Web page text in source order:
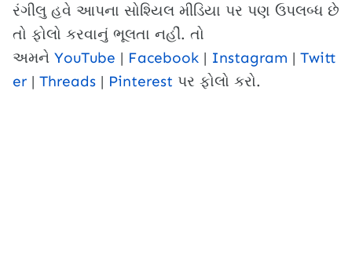
રંગીલુ હવે આપના સોશ્યિલ મીડિયા પર પણ ઉપલબ્ધ છે
તો ફોલો કરવાનું ભૂલતા નહીં. તો
અમને YouTube | Facebook | Instagram | Twitt
er | Threads | Pinterest પર ફોલો કરો.